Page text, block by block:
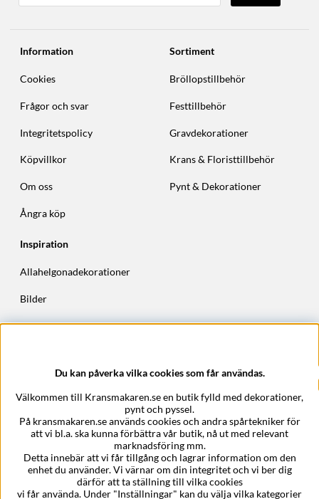
Information
Cookies
Frågor och svar
Integritetspolicy
Köpvillkor
Om oss
Ångra köp
Sortiment
Bröllopstillbehör
Festtillbehör
Gravdekorationer
Krans & Floristtillbehör
Pynt & Dekorationer
Inspiration
Allahelgonadekorationer
Bilder
Höstkransar
Epost:support@kransmakaren.se
Du kan påverka vilka cookies som får användas.
Välkommen till Kransmakaren.se en butik fylld med dekorationer,
pynt och pyssel.
På kransmakaren.se används cookies och andra spårtekniker för
att vi bl.a. ska kunna förbättra vår butik, nå ut med relevant
marknadsföring mm.
Detta innebär att vi får tillgång och lagrar information om den
enhet du använder. Vi värnar om din integritet och vi ber dig
därför att ta ställning till vilka cookies
vi får använda. Under "Inställningar" kan du välja vilka kategorier